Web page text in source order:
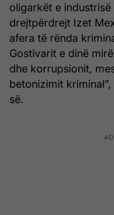
oligarkët e
drejtpërdrejt Izet
afera të rënda
Gostivarit e dinë
dhe korrupsionit,
betonizimit
së.